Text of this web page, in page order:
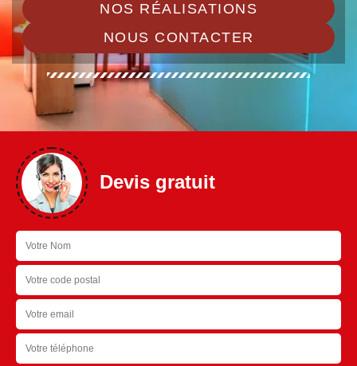
NOS RÉALISATIONS
NOUS CONTACTER
Devis gratuit